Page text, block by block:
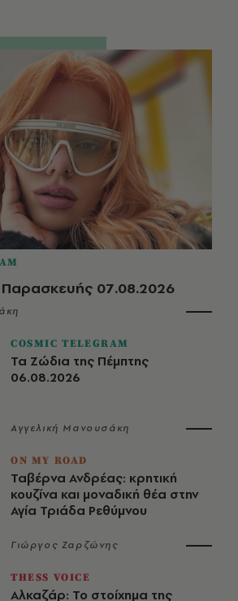
07.08.2026
COSMIC TELEGRAM
Τα Ζώδια της Πέμπτης
06.08.2026
Αγγελική Μανουσάκη
ON MY ROAD
Ταβέρνα Ανδρέας: κρητική
κουζίνα και μοναδική θέα στην
Αγία Τριάδα Ρεθύμνου
Γιώργος Ζαρζώνης
THESS VOICE
Αλκαζάρ: Το στοίχημα της